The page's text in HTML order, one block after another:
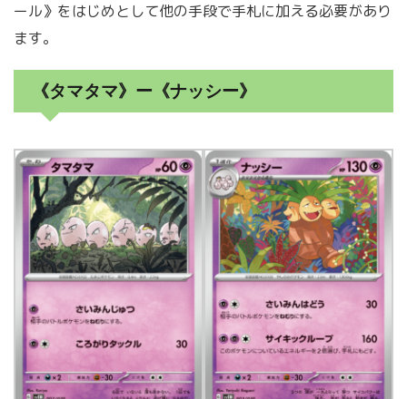
ール》をはじめとして他の手段で手札に加える必要があり
ます。
《タマタマ》ー《ナッシー》